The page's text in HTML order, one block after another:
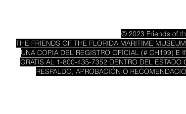
© 2023 Friends of
THE FRIENDS OF THE FLORIDA MARITIME
UNA COPIA DEL REGISTRO OFICIAL (# CH199) E
GRATIS AL 1-800-435-7352 DENTRO DEL ESTADO
RESPALDO, APROBACIÓN O